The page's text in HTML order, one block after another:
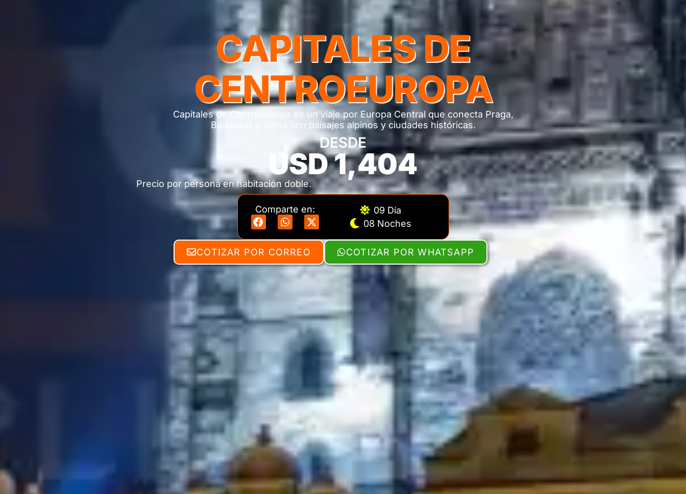
CAPITALES DE
CENTROEUROPA
Capitales de Centroeuropa es un viaje por Europa Central que conecta Praga,
Budapest y Viena con paisajes alpinos y ciudades históricas.
DESDE
USD 1,404
Precio por persona en habitación doble.
Comparte en:
09 Día
08 Noches
COTIZAR POR CORREO COTIZAR POR WHATSAPP